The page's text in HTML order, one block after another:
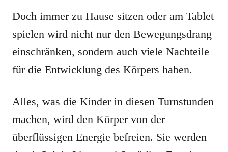
Doch immer zu Hause sitzen oder am Tablet
spielen wird nicht nur den Bewegungsdrang
einschränken, sondern auch viele Nachteile
für die Entwicklung des Körpers haben.
Alles, was die Kinder in diesen Turnstunden
machen, wird den Körper von der
überflüssigen Energie befreien. Sie werden